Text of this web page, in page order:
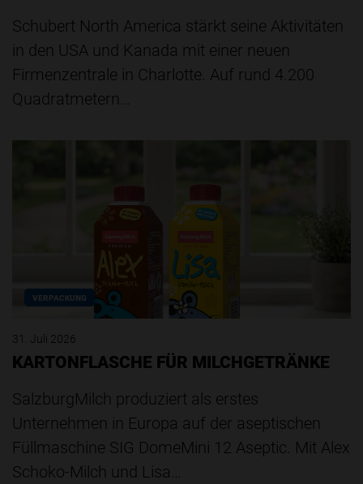
Schubert North America stärkt seine Aktivitäten
in den USA und Kanada mit einer neuen
Firmenzentrale in Charlotte. Auf rund 4.200
Quadratmetern…
VERPACKUNG
31. Juli 2026
KARTONFLASCHE FÜR MILCHGETRÄNKE
SalzburgMilch produziert als erstes
Unternehmen in Europa auf der aseptischen
Füllmaschine SIG DomeMini 12 Aseptic. Mit Alex
Schoko-Milch und Lisa…